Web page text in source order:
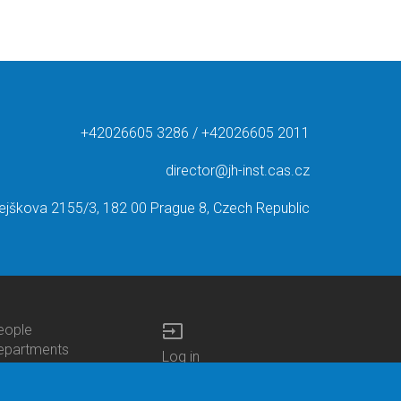
+42026605 3286 / +42026605 2011
director@jh-inst.cas.cz
2155/3, 182 00 Prague 8, Czech Republic
input
Log in